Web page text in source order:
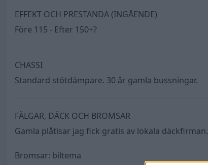
EFFEKT OCH PRESTANDA (INGÅENDE)
Före 115 - Efter 150+?
CHASSI
Standard stötdämpare. 30 år gamla bussningar.
FÄLGAR, DÄCK OCH BROMSAR
Gamla plåtisar jag fick gratis av lokala däckfirman.
Bromsar: biltema